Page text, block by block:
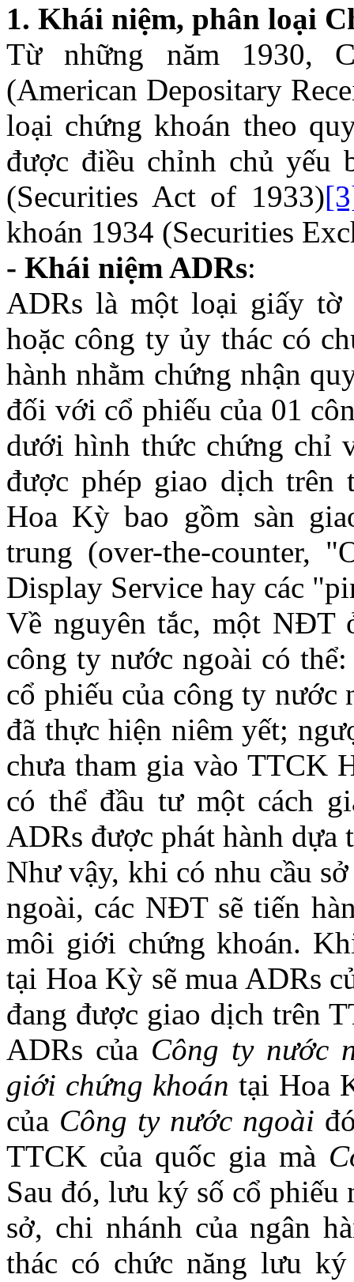
1. Khái niệm, phân loại
Từ những năm 1930,
(American Depositary
loại chứng khoán theo
được điều chỉnh chủ yếu
(Securities Act of 1933)
khoán 1934 (Securities
- Khái niệm ADRs:
ADRs là một loại giấy
hoặc công ty ủy thác có
hành nhằm chứng nhận
đối với cổ phiếu của 01
dưới hình thức chứng chỉ
được phép giao dịch
Hoa Kỳ bao gồm sàn
trung (over-the-counter,
Display Service hay các
Về nguyên tắc, một NĐT
công ty nước ngoài có
cổ phiếu của công ty
đã thực hiện niêm yết;
chưa tham gia vào
có thể đầu tư một cách
ADRs được phát hành dựa
Như vậy, khi có nhu cầu
ngoài, các NĐT sẽ tiến
môi giới chứng khoán.
tại Hoa Kỳ sẽ mua ADRs
đang được giao dịch trên
ADRs của Công ty nước
giới chứng khoán tại Hoa
của Công ty nước ngoài
TTCK của quốc gia mà
Sau đó, lưu ký số cổ
sở, chi nhánh của ngân
thác có chức năng lưu